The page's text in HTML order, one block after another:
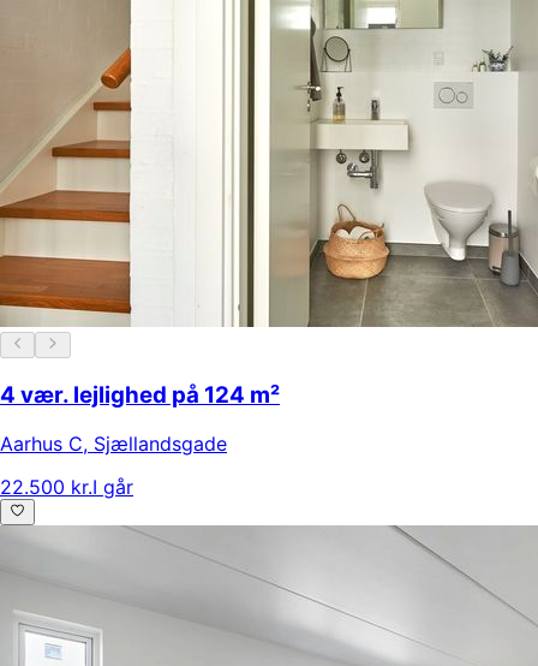
4 vær. lejlighed på 124 m²
Aarhus C, Sjællandsgade
22.500 kr.I går